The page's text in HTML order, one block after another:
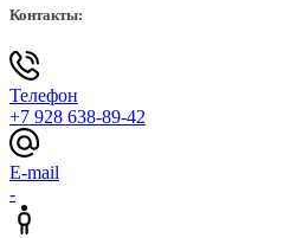
Контакты:
Телефон
+7 928 638-89-42
E-mail
-